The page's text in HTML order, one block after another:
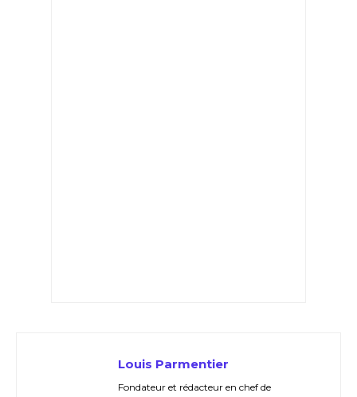
Louis Parmentier
Fondateur et rédacteur en chef de